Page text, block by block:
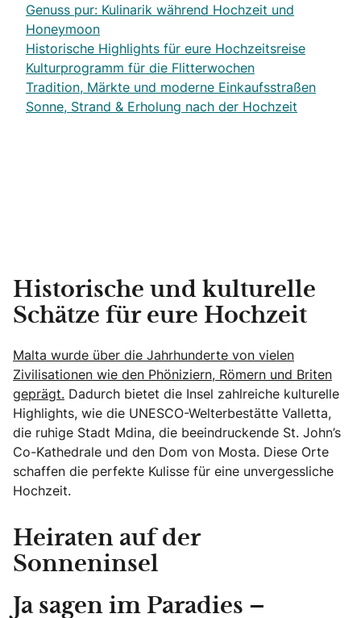
Genuss pur: Kulinarik während Hochzeit und
Honeymoon
Historische Highlights für eure Hochzeitsreise
Kulturprogramm für die Flitterwochen
Tradition, Märkte und moderne Einkaufsstraßen
Sonne, Strand & Erholung nach der Hochzeit
Historische und kulturelle
Schätze für eure Hochzeit
Malta wurde über die Jahrhunderte von vielen
Zivilisationen wie den Phöniziern, Römern und Briten
geprägt. Dadurch bietet die Insel zahlreiche kulturelle
Highlights, wie die UNESCO-Welterbestätte Valletta,
die ruhige Stadt Mdina, die beeindruckende St. John’s
Co-Kathedrale und den Dom von Mosta. Diese Orte
schaffen die perfekte Kulisse für eine unvergessliche
Hochzeit.
Heiraten auf der
Sonneninsel
Ja sagen im Paradies –